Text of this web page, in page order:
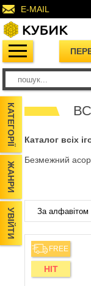
E-MAIL
КАТЕГОРІЇ
ЖАНРИ
УВІЙТИ
Каталог всіх
Безмежний
FREE
HIT